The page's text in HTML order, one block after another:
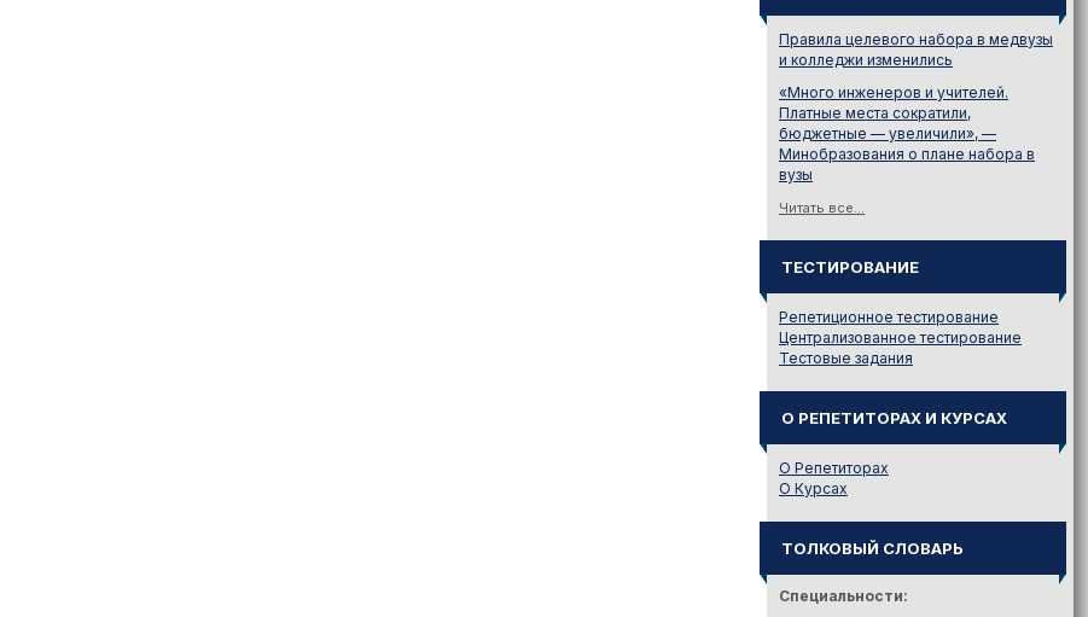
Правила целевого набора в медвузы
и колледжи изменились
«Много инженеров и учителей.
Платные места сократили,
бюджетные — увеличили», —
Минобразования о плане набора в
вузы
Читать все...
ТЕСТИРОВАНИЕ
Репетиционное тестирование
Централизованное тестирование
Тестовые задания
О РЕПЕТИТОРАХ И КУРСАХ
О Репетиторах
О Курсах
ТОЛКОВЫЙ СЛОВАРЬ
Специальности: